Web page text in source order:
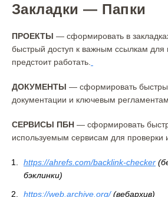
Закладки — Папки
ПРОЕКТЫ — сформировать в
быстрый доступ к важным ссылкам для
предстоит работать.
ДОКУМЕНТЫ — сформировать
документации и ключевым
СЕРВИСЫ ПБН — сформировать
используемым сервисам для проверки
https://ahrefs.com/backlink-checker
бэклинки)
https://web.archive.org/(вебархив)